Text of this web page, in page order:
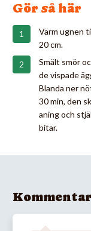
Gör så här
Värm ugnen
20 cm.
Smält smör
de vispade
Blanda ner
30 min, den
aning och
bitar.